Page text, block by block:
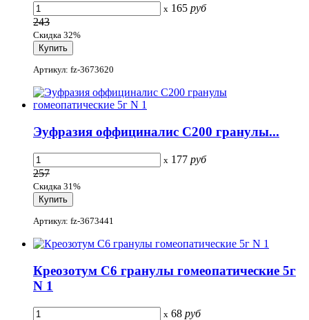
x 165 руб
243
Скидка 32%
Артикул: fz-3673620
Эуфразия оффициналис С200 гранулы...
x 177 руб
257
Скидка 31%
Артикул: fz-3673441
Креозотум С6 гранулы гомеопатические 5г
N 1
x 68 руб